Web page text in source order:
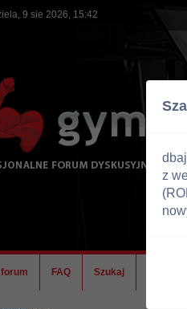
9 sie 2026, 15:42
forum FAQ Szukaj
z